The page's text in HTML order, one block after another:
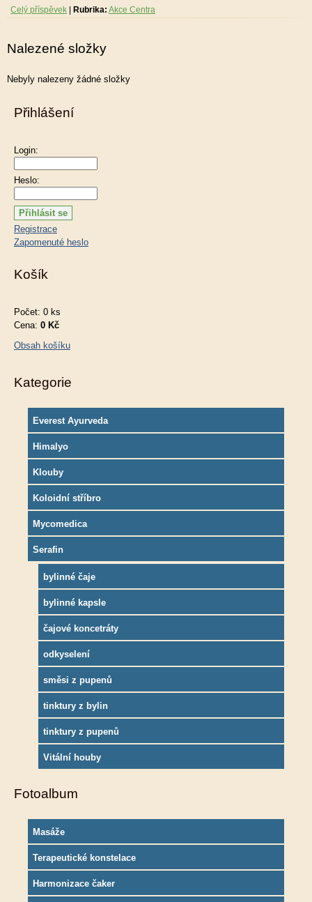
Celý příspěvek Rubrika: Akce Centra
Nalezené složky
Nebyly nalezeny žádné složky
Přihlášení
Login:
Heslo:
Registrace
Zapomenuté heslo
Košík
Počet: 0 ks
Cena: 0 Kč
Obsah košíku
Kategorie
Everest Ayurveda
Himalyo
Klouby
Koloidní stříbro
Mycomedica
Serafin
bylinné čaje
bylinné kapsle
čajové koncetráty
odkyselení
směsi z pupenů
tinktury z bylin
tinktury z pupenů
Vitální houby
Fotoalbum
Masáže
Terapeutické konstelace
Harmonizace čaker